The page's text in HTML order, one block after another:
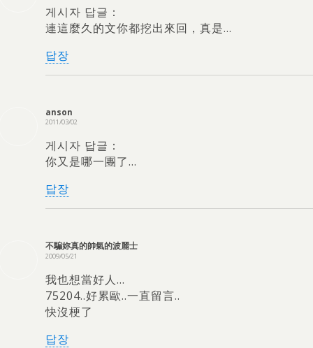
게시자 답글：
連這麼久的文你都挖出來回 ， 真是…
답장
anson
2011/03/02
게시자 답글：
你又是哪一團了…
답장
不騙妳真的帥氣的波麗士
2009/05/21
我也想當好人…
75204..好累歐..一直留言..
快沒梗了
답장